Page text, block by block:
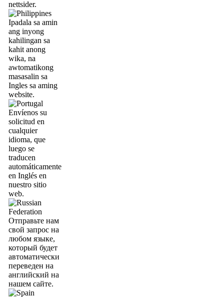
nettsider.
Ipadala sa amin
ang inyong
kahilingan sa
kahit anong
wika, na
awtomatikong
masasalin sa
Ingles sa aming
website.
Envíenos su
solicitud en
cualquier
idioma, que
luego se
traducen
automáticamente
en Inglés en
nuestro sitio
web.
Отправьте нам
свой запрос на
любом языке,
который будет
автоматически
переведен на
английский на
нашем сайте.